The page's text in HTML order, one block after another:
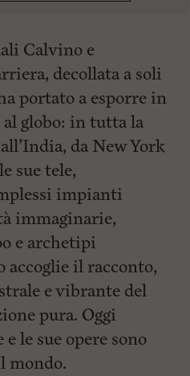
Calvino e
decollata a soli
portato a esporre in
globo: in tutta la
da New York
sue tele,
impianti
immaginarie,
e archetipi
il racconto,
e vibrante del
pura. Oggi
le sue opere sono
mondo.